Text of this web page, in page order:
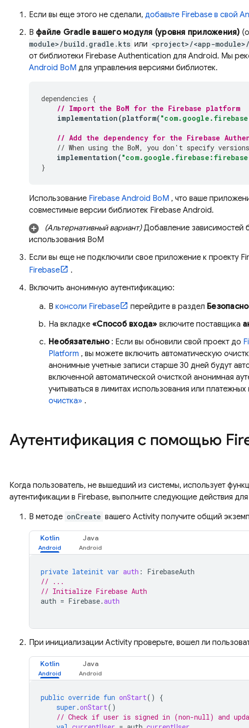
Если вы еще этого не сделали, добавьте Firebase в свой
В файле Gradle вашего модуля (уровня приложения)
module>/build.gradle.kts или <project>/<app-
от библиотеки Firebase Authentication для Android. Мы
Android BoM для управления версиями библиотек.
dependencies {
// Import the BoM for the Firebase platform
implementation (platform(
// Add the dependency for the Firebase
// When using the BoM, you don't specify
implementation (
}
Использование Firebase Android BoM , что ваше
совместимые версии библиотек Firebase Android.
(Альтернативный вариант)Добавление зависимостей
использования BoM
Если вы еще не подключили свое приложение к проекту
Firebase
.
Включить анонимную аутентификацию:
В консоли Firebase перейдите в раздел
На вкладке «Способ входа» включите поставщика
Необязательно: Если вы обновили свой проект до
Platform , вы можете включить автоматическую
анонимные учетные записи старше 30 дней будут
включенной автоматической очисткой анонимная
учитываться в лимитах использования или
очистка» .
Аутентификация с помощью
Когда пользователь, не вышедший из системы, использует
аутентификации в Firebase, выполните следующие действия
В методе onCreate вашего Activity получите общий
Kotlin Java
private lateinit var auth :
FirebaseAuth
// ...
// Initialize Firebase Auth
auth = Firebase.auth
При инициализации Activity проверьте, вошел ли
Kotlin Java
public override fun onStart()
{
super .onStart()
// Check if user is signed in (non-null) and